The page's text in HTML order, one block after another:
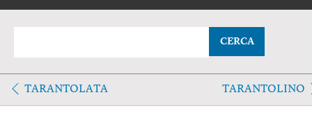
CERCA
TARANTOLATA TARANTOLINO